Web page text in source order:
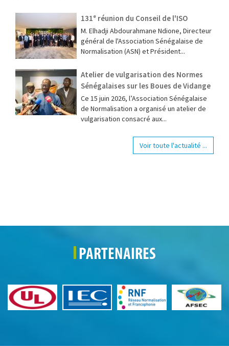
131ᵉ réunion du Conseil de l'ISO
M. Elhadji Abdourahmane Ndione, Directeur
général de l'Association Sénégalaise de
Normalisation (ASN) et Président...
Atelier de vulgarisation des Normes
Sénégalaises sur les Boues de Vidange
Ce 15 juin 2026, l’Association Sénégalaise
de Normalisation a organisé un atelier de
vulgarisation consacré aux...
Voir toute l'actualité ...
PARTENAIRES